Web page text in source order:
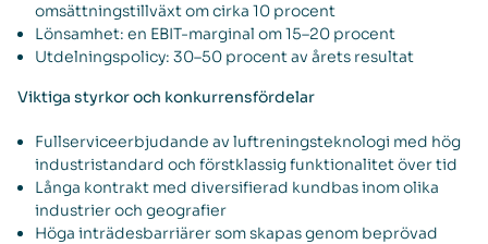
omsättningstillväxt om cirka 10 procent
Lönsamhet: en EBIT-marginal om 15–20 procent
Utdelningspolicy: 30–50 procent av årets resultat
Viktiga styrkor och konkurrensfördelar
Fullserviceerbjudande av luftreningsteknologi med hög
industristandard och förstklassig funktionalitet över tid
Långa kontrakt med diversifierad kundbas inom olika
industrier och geografier
Höga inträdesbarriärer som skapas genom beprövad